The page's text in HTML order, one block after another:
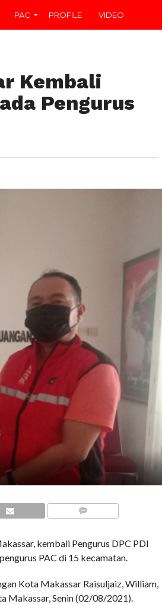
PAC PROFILE VIDEO
Kembali
Pengurus
kembali Pengurus DPC PDI
PAC di 15 kecamatan.
Kota Makassar Raisuljaiz, William,
Makassar, Senin (02/08/2021).